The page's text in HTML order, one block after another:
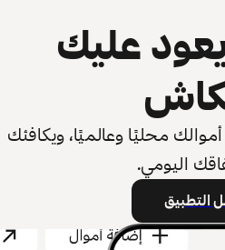
عليك
محليًا وعالميًا، ويكافئك
اليومي.
التطبيق